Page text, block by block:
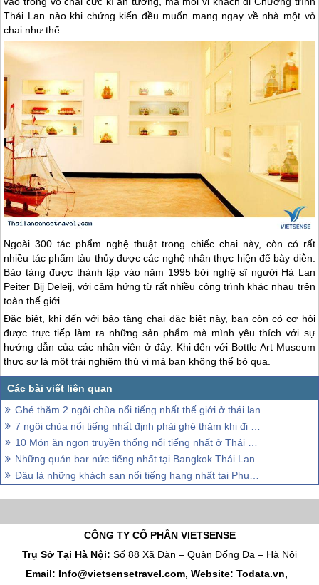
Thái Lan nào khi chứng kiến đều muốn mang ngay về nhà một vỏ
chai như thế.
Ngoài 300 tác phẩm nghệ thuật trong chiếc chai này, còn có rất
nhiều tác phẩm tàu thủy được các nghệ nhân thực hiện để bày diễn.
Bảo tàng được thành lập vào năm 1995 bởi nghệ sĩ người Hà Lan
Peiter Bij Deleij, với cảm hứng từ rất nhiều công trình khác nhau trên
toàn thế giới.
Đặc biệt, khi đến với bảo tàng chai đặc biệt này, bạn còn có cơ hội
được trực tiếp làm ra những sản phẩm mà mình yêu thích với sự
hướng dẫn của các nhân viên ở đây. Khi đến với Bottle Art Museum
thực sự là một trải nghiệm thú vị mà bạn không thể bỏ qua.
Ghé thăm 2 ngôi chùa nổi tiếng nhất thế giới ở thái lan
7 ngôi chùa nổi tiếng nhất định phải ghé thăm khi đi Thái Lan
10 Món ăn ngon truyền thống nổi tiếng nhất ở Thái Lan
Những quán bar nức tiếng nhất tại Bangkok Thái Lan
Đâu là những khách sạn nổi tiếng hạng nhất tại Phuket Thái Lan
CÔNG TY CỔ PHẦN VIETSENSE
Trụ Sở Tại Hà Nội: Số 88 Xã Đàn – Quận Đống Đa – Hà Nội
Email: Info@vietsensetravel.com, Website: Todata.vn,